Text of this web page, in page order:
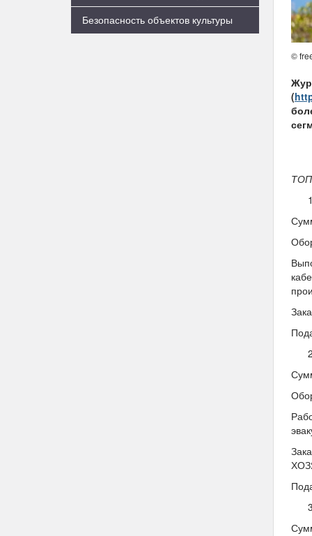
Безопасность объектов культуры
©
(